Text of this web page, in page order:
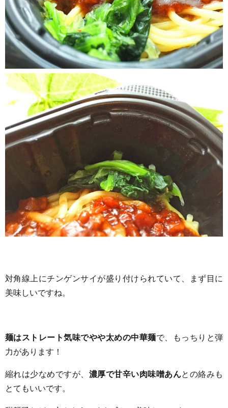
対角線上にチンゲンサイが盛り付けられていて、まず目に
美味しいですね。
麺はストレート気味でやや太めの中華麺で、もっちりと弾
力があります！
縮れは少なめですが、 濃厚で甘辛い肉味噌あんとの絡みも
とてもいいです。